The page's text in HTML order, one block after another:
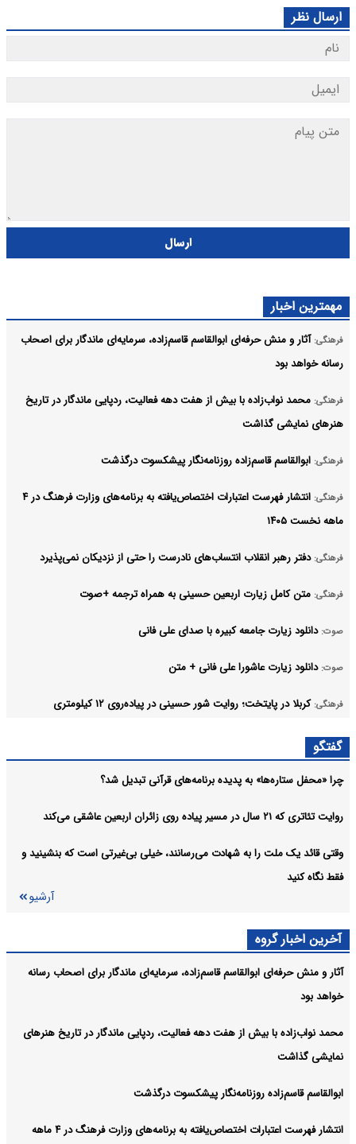
ارسال نظر
ارسال
مهمترین اخبار
فرهنگی: آثار و منش حرفه‌ای ابوالقاسم قاسم‌زاده، سرمایه‌ای ماندگار برای اصحاب
رسانه خواهد بود
فرهنگی: محمد نواب‌زاده با بیش از هفت دهه فعالیت، ردپایی ماندگار در تاریخ
هنرهای نمایشی گذاشت
فرهنگی: ابوالقاسم قاسم‌زاده روزنامه‌نگار پیشکسوت درگذشت
فرهنگی:
انتشار فهرست اعتبارات اختصاص‌یافته به برنامه‌های وزارت فرهنگ در ۴
ماهه نخست ۱۴۰۵
فرهنگی: دفتر رهبر انقلاب انتساب‌های نادرست را حتی از نزدیکان نمی‌پذیرد
فرهنگی: متن کامل زیارت اربعین حسینی به همراه ترجمه +صوت
صوت: دانلود زیارت جامعه کبیره با صدای علی فانی
صوت: دانلود زیارت عاشورا علی فانی + متن
فرهنگی:
کربلا در پایتخت؛ روایت شور حسینی در پیاده‌روی ۱۲ کیلومتری
فرهنگی: جایزه ادبی «جلال» فراخوان داد
گفتگو
چرا «محفل ستاره‌ها» به پدیده برنامه‌های قرآنی تبدیل شد؟
روایت تئاتری که ۲۱ سال در مسیر پیاده روی زائران اربعین عاشقی می‌کند
وقتی قائد یک ملت را به شهادت می‌رسانند، خیلی بی‌غیرتی است که بنشینید و
فقط نگاه کنید
آرشیو
آخرین اخبار گروه
آثار و منش حرفه‌ای ابوالقاسم قاسم‌زاده، سرمایه‌ای ماندگار برای اصحاب رسانه
خواهد بود
محمد نواب‌زاده با بیش از هفت دهه فعالیت، ردپایی ماندگار در تاریخ هنرهای
نمایشی گذاشت
ابوالقاسم قاسم‌زاده روزنامه‌نگار پیشکسوت درگذشت
انتشار فهرست اعتبارات اختصاص‌یافته به برنامه‌های وزارت فرهنگ در ۴ ماهه